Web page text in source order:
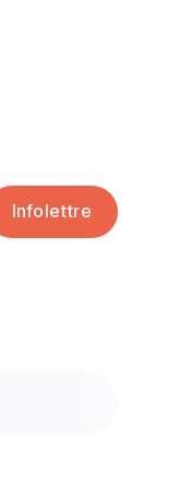
Infolettre